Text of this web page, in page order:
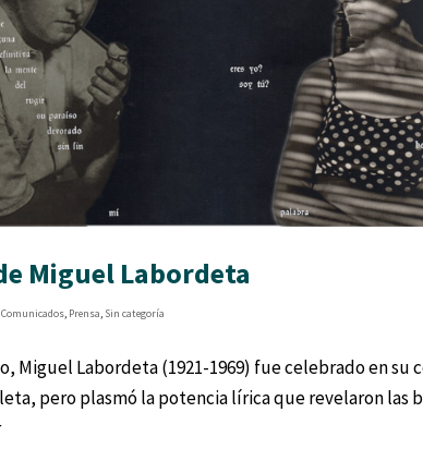
Miguel Labordeta
Comunicados, Prensa, Sin categoría
Miguel Labordeta (1921-1969) fue celebrado en
pero plasmó la potencia lírica que revelaron las